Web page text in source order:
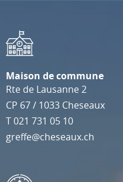
Maison de commune
Rte de Lausanne 2
CP 67/ 1033 Cheseaux
T021 731 05 10
greffe@cheseaux.ch